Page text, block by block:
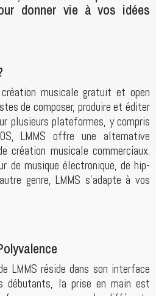
donner vie à vos idées
musicale gratuit et open
de composer, produire et éditer
plusieurs plateformes, y compris
LMMS offre une alternative
création musicale commerciaux.
de musique électronique, de hip-
genre, LMMS s'adapte à vos
LMMS réside dans son interface
débutants, la prise en main est